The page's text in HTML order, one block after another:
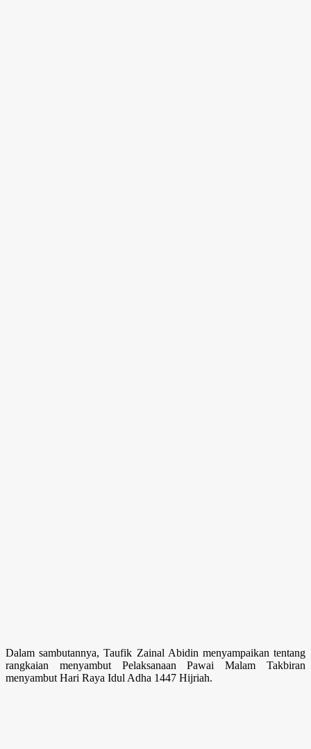
Dalam sambutannya, Taufik Zainal Abidin menyampaikan tentang
rangkaian menyambut Pelaksanaan Pawai Malam Takbiran
menyambut Hari Raya Idul Adha 1447 Hijriah.